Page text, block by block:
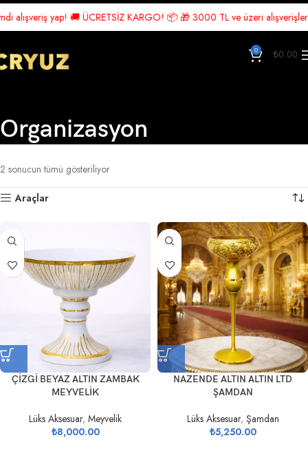
yap! 🚚 ÜCRETSİZ KARGO! 📦 🎁 3000 TL ve üzeri
0 ₺0.00
Organizasyon
2 sonucun tümü gösteriliyor
Araçlar
ÇİZGİ BEYAZ ALTIN ZAMBAK
MEYVELİK
Lüks Aksesuar, Meyvelik
₺8,000.00
NAZENDE ALTIN ALTIN LTD
ŞAMDAN
Lüks Aksesuar, Şamdan
₺5,250.00